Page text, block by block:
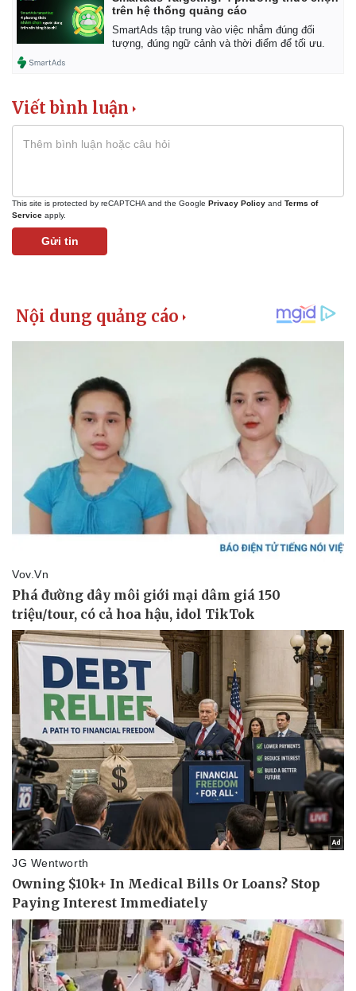
Pháp luật
Vụ án
Tin nóng
Tư vấn luật
Quân sự - Quốc phòng
Vũ khí
Việt Nam
Phân tích
trên hệ thống quảng cáo
SmartAds tập trung vào việc nhắm đúng đối
tượng, đúng ngữ cảnh và thời điểm để tối ưu.
Viết bình luận
This site is protected by reCAPTCHA and the Google Privacy Policy and Terms of
Service apply.
Gửi tin